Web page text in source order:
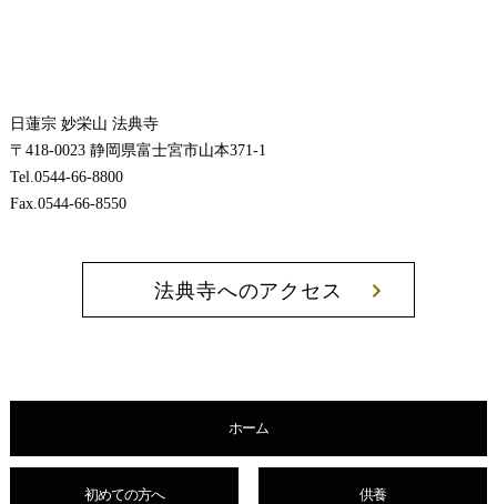
日蓮宗 妙栄山 法典寺
〒418-0023 静岡県富士宮市山本371-1
Tel.0544-66-8800
Fax.0544-66-8550
法典寺へのアクセス
ホーム
初めての方へ 供養